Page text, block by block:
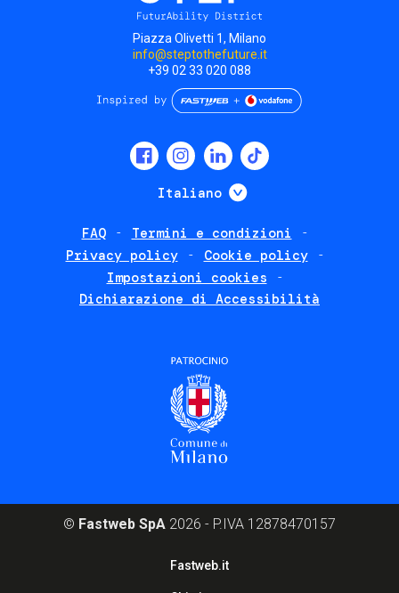
Piazza Olivetti 1, Milano
info@steptothefuture.it
+39 02 33 020 088
Italiano Mostra ulteriori
FAQ
Termini e condizioni
Privacy policy
Cookie policy
Impostazioni cookies
Dichiarazione di Accessibilità
© Fastweb SpA 2026 - P.IVA 12878470157
Fastweb.it